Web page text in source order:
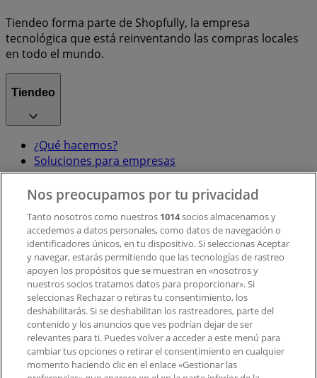
Tiendeo forma parte de Shopfully, la empresa
tecnológica que está reinventando las compras locales
en todo el mundo.
Tiendeo
¿Qué hacemos?
Soluciones para empresas
Noticias y prensa
Trabaja con nosotros
Contacto
Contacto comercial y de marketing
Tienda mal colocada en el mapa
Notificar un folleto
¿Encontraste un problema en la web o en la
aplicación?
Nos preocupamos por tu privacidad
Tanto nosotros como nuestros 1014socios almacenamos y
accedemos a datos personales, como datos de navegación o
identificadores únicos, en tu dispositivo. Si seleccionas Aceptar
y navegar, estarás permitiendo que las tecnologías de rastreo
apoyen los propósitos que se muestran en «nosotros y
nuestros socios tratamos datos para proporcionar». Si
seleccionas Rechazar o retiras tu consentimiento, los
deshabilitarás. Si se deshabilitan los rastreadores, parte del
contenido y los anuncios que ves podrían dejar de ser
relevantes para ti. Puedes volver a acceder a este menú para
cambiar tus opciones o retirar el consentimiento en cualquier
momento haciendo clic en el enlace «Gestionar las